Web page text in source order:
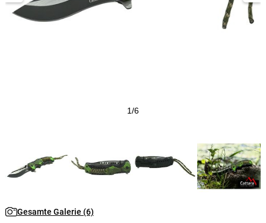
1/6
Gesamte Galerie (6)